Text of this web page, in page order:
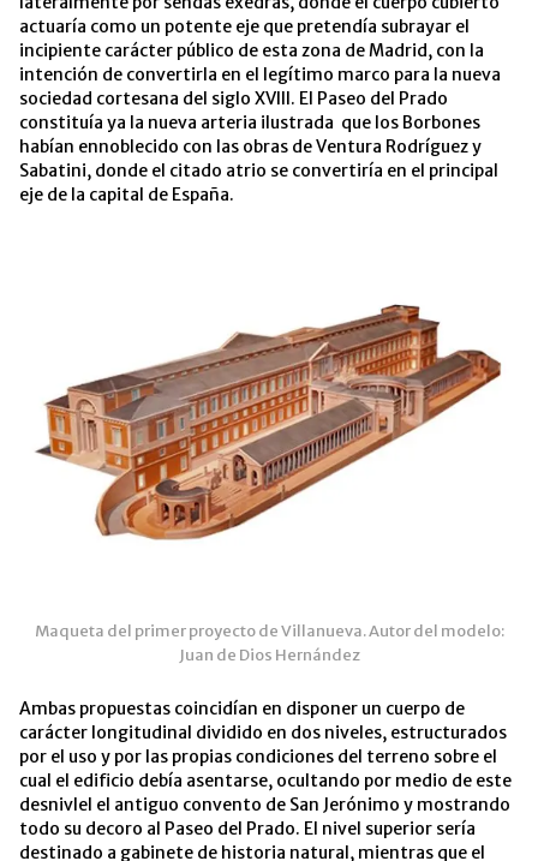
actuaría como un potente eje que pretendía subrayar el
incipiente carácter público de esta zona de Madrid, con la
intención de convertirla en el legítimo marco para la nueva
sociedad cortesana del siglo XVIII. El Paseo del Prado
constituía ya la nueva arteria ilustrada que los Borbones
habían ennoblecido con las obras de Ventura Rodríguez y
Sabatini, donde el citado atrio se convertiría en el principal
eje de la capital de España.
Maqueta del primer proyecto de Villanueva. Autor del modelo:
Juan de Dios Hernández
Ambas propuestas coincidían en disponer un cuerpo de
carácter longitudinal dividido en dos niveles, estructurados
por el uso y por las propias condiciones del terreno sobre el
cual el edificio debía asentarse, ocultando por medio de este
desnivlel el antiguo convento de San Jerónimo y mostrando
todo su decoro al Paseo del Prado. El nivel superior sería
destinado a gabinete de historia natural, mientras que el